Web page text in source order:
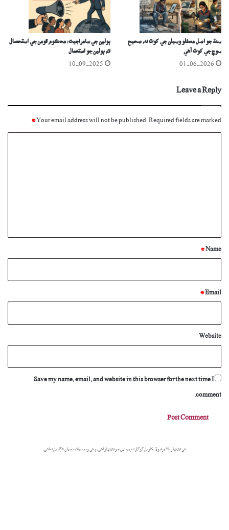
سنڌ جو اصل مسئلو وسيلن جي کوٽ نه، صحيح
سوچ جي کوٽ آهي
01-06-2026
ٻولين جي سامراجيت: محڪوم قومن جي استحصال
لاءِ ٻولين جو استعمال
10-09-2025
Leave a Reply
Your email address will not be published.Required fields are marked
*
*
Name
*
Email
*
Website
Save my name, email, and website in this browser for the next time I
comment.
هي اشتهار پاڻمرادو ڏيکاريل گوگل ايڊسينس جو اشتهار آهي، ۽ هي ويب سائيٽ سان لاڳاپيل نه آهي.